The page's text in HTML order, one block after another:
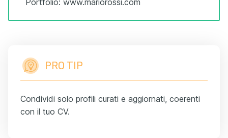
Portfolio: www.mariorossi.com
PRO TIP
Condividi solo profili curati e aggiornati, coerenti
con il tuo CV.